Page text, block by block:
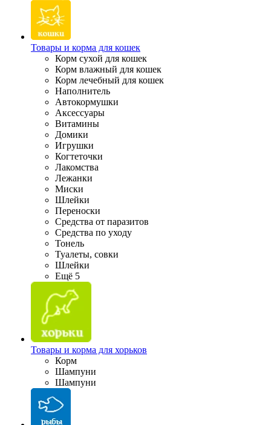
Товары и корма для кошек
Корм сухой для кошек
Корм влажный для кошек
Корм лечебный для кошек
Наполнитель
Автокормушки
Аксессуары
Витамины
Домики
Игрушки
Когтеточки
Лакомства
Лежанки
Миски
Шлейки
Переноски
Средства от паразитов
Средства по уходу
Тонель
Туалеты, совки
Шлейки
Ещё 5
Товары и корма для хорьков
Корм
Шампуни
Шампуни